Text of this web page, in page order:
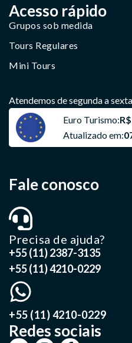
Acesso rápido
Grupos sob medida
Tours Regulares
Mini Tours
Atendemos de segunda a
Euro Turismo:
Atualizado em:
Fale conosco
Precisa de ajuda?
+55 (11) 2387-3135
+55 (11) 4210-0229
+55 (11) 4210-0229
Redes sociais